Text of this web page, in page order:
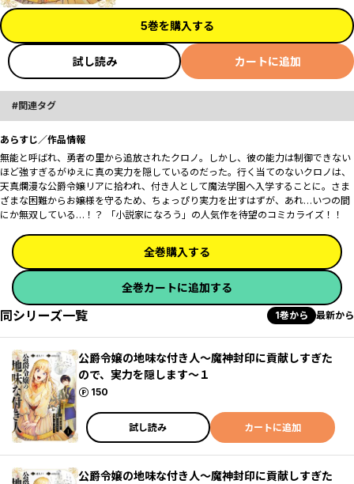
5巻を購入する
試し読み カートに追加
関連タグ
あらすじ／作品情報
無能と呼ばれ、勇者の里から追放されたクロノ。しかし、彼の能力は制御できない
ほど強すぎるがゆえに真の実力を隠しているのだった。行く当てのないクロノは、
天真爛漫な公爵令嬢リアに拾われ、付き人として魔法学園へ入学することに。さま
ざまな困難からお嬢様を守るため、ちょっぴり実力を出すはずが、あれ…いつの間
にか無双している…！？ 「小説家になろう」の人気作を待望のコミカライズ！！
全巻購入する
全巻カートに追加する
同シリーズ一覧 1巻から 最新から
公爵令嬢の地味な付き人～魔神封印に貢献しすぎた
ので、実力を隠します～１
150
ポイント
試し読み カートに追加
公爵令嬢の地味な付き人～魔神封印に貢献しすぎた